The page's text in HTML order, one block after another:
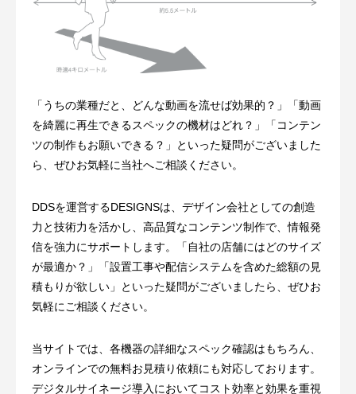
「うちの業種だと、どんな動画を流せば効果的？」「動画
を綺麗に再生できるスペックの機材はどれ？」「コンテン
ツの制作もお願いできる？」といった疑問がございました
ら、ぜひお気軽に当社へご相談ください。
DDSを運営するDESIGNSは、デザイン会社としての創造
力と技術力を活かし、高品質なコンテンツ制作で、情報発
信を強力にサポートします。「自社の店舗にはどのサイズ
が最適か？」「設置工事や配信システムを含めた総額の見
積もりが欲しい」といった疑問がございましたら、ぜひお
気軽にご相談ください。
当サイトでは、各機器の詳細なスペック確認はもちろん、
オンラインでの無料お見積り依頼にも対応しております。
デジタルサイネージ導入においてコスト効率と効果を重視